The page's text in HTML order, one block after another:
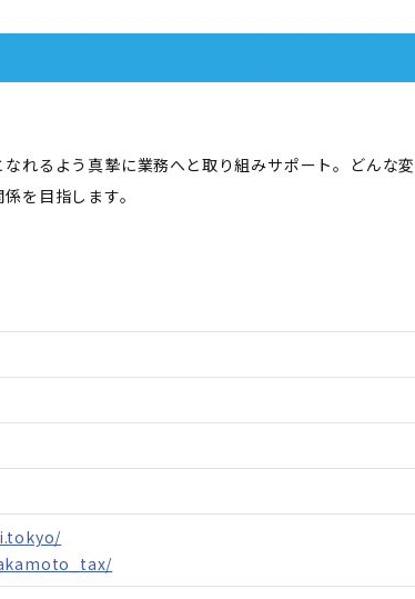
れるよう真摯に業務へと取り組みサポート。どんな
を目指します。